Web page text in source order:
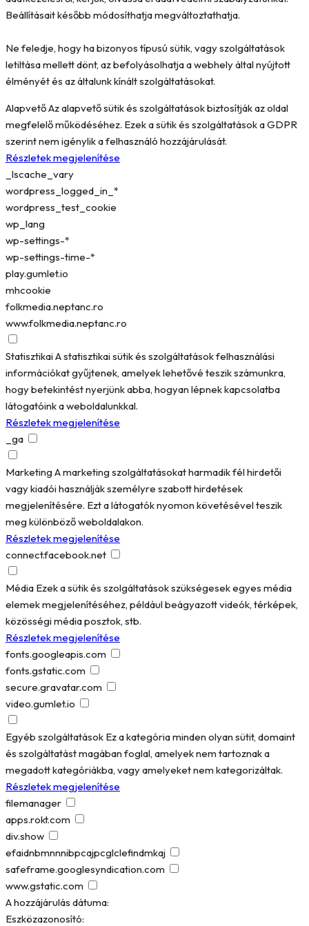
Beállításait később módosíthatja megváltoztathatja.
Ne feledje, hogy ha bizonyos típusú sütik, vagy szolgáltatások
letiltása mellett dönt, az befolyásolhatja a webhely által nyújtott
élményét és az általunk kínált szolgáltatásokat.
AlapvetőAz alapvető sütik és szolgáltatások biztosítják az oldal
megfelelő működéséhez. Ezek a sütik és szolgáltatások a GDPR
szerint nem igénylik a felhasználó hozzájárulását.
Részletek megjelenítése
_lscache_vary
wordpress_logged_in_*
wordpress_test_cookie
wp_lang
wp-settings-*
wp-settings-time-*
play.gumlet.io
mhcookie
folkmedia.neptanc.ro
www.folkmedia.neptanc.ro
StatisztikaiA statisztikai sütik és szolgáltatások felhasználási
információkat gyűjtenek, amelyek lehetővé teszik számunkra,
hogy betekintést nyerjünk abba, hogyan lépnek kapcsolatba
látogatóink a weboldalunkkal.
Részletek megjelenítése
_ga
Marketing A marketing szolgáltatásokat harmadik fél hirdetői
vagy kiadói használják személyre szabott hirdetések
megjelenítésére. Ezt a látogatók nyomon követésével teszik
meg különböző weboldalakon.
Részletek megjelenítése
connect.facebook.net
Média Ezek a sütik és szolgáltatások szükségesek egyes média
elemek megjelenítéséhez, például beágyazott videók, térképek,
közösségi média posztok, stb.
Részletek megjelenítése
fonts.googleapis.com
fonts.gstatic.com
secure.gravatar.com
video.gumlet.io
Egyéb szolgáltatások Ez a kategória minden olyan sütit, domaint
és szolgáltatást magában foglal, amelyek nem tartoznak a
megadott kategóriákba, vagy amelyeket nem kategorizáltak.
Részletek megjelenítése
filemanager
apps.rokt.com
div.show
efaidnbmnnnibpcajpcglclefindmkaj
safeframe.googlesyndication.com
www.gstatic.com
A hozzájárulás dátuma:
Eszközazonosító: